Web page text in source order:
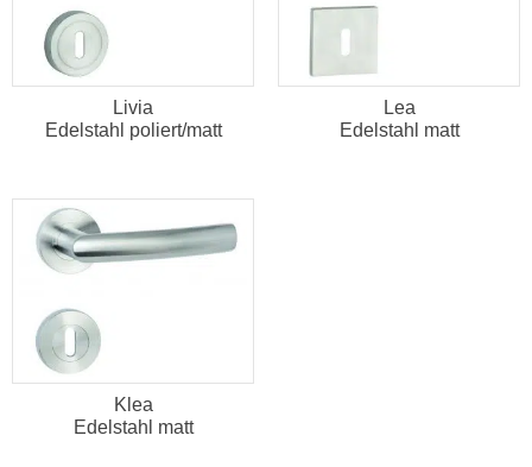
Livia
Edelstahl poliert/matt
Lea
Edelstahl matt
Klea
Edelstahl matt